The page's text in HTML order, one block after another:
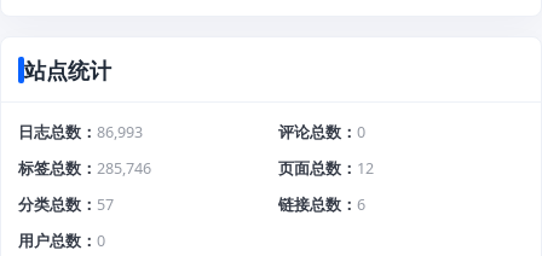
站点统计
日志总数 86,993 评论总数
0
标签总数
285,746 页面总数
12
分类总数
57 链接总数
6
用户总数
0